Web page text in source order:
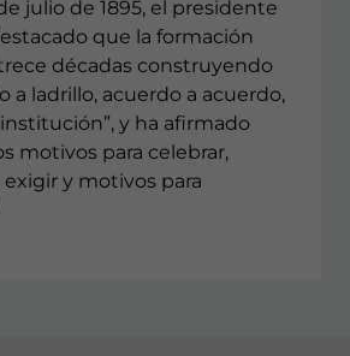
julio de 1895, el presidente
que la formación
décadas construyendo
a ladrillo, acuerdo a acuerdo,
y ha afirmado
motivos para celebrar,
y motivos para